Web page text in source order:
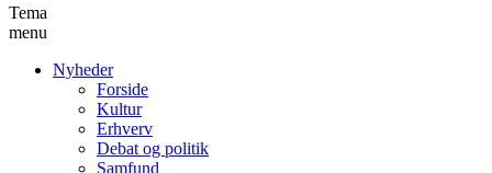
Tema
menu
Nyheder
Forside
Kultur
Erhverv
Debat og politik
Samfund